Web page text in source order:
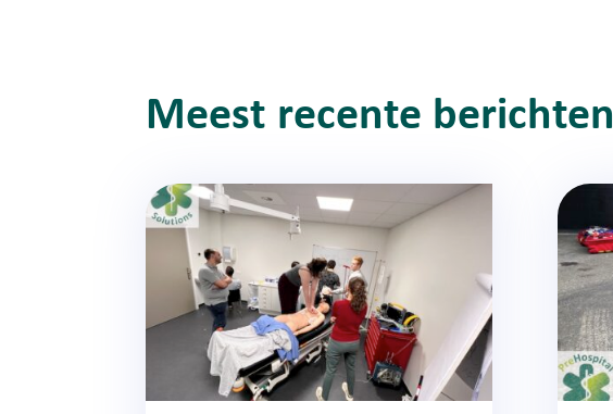
Meest recente berichten